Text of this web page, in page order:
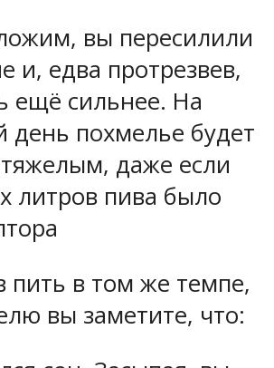
вы пересилили
и, едва протрезвев,
ещё сильнее. На
похмелье будет
даже если
литров пива было
в том же темпе,
вы заметите, что: